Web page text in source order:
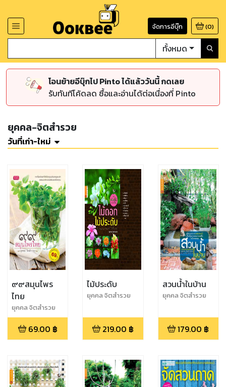
จัดการอีบุ๊ก (0)
ทั้งหมด
โอนย้ายอีบุ๊กไป Pinto ได้แล้ววันนี้ กดเลย
รับทันทีโค้ดลด ซื้อและอ่านได้ต่อเนื่องที่ Pinto
ยุคคล-จิตสำรวย
วันที่เก่า-ใหม่
๙๙สมุนไพร
ไทย
ยุคคล จิตสำรวย
69.00 ฿
ไม้ประดับ
ยุคคล จิตสำรวย
219.00 ฿
สวนน้ำในบ้าน
ยุคคล จิตสำรวย
179.00 ฿